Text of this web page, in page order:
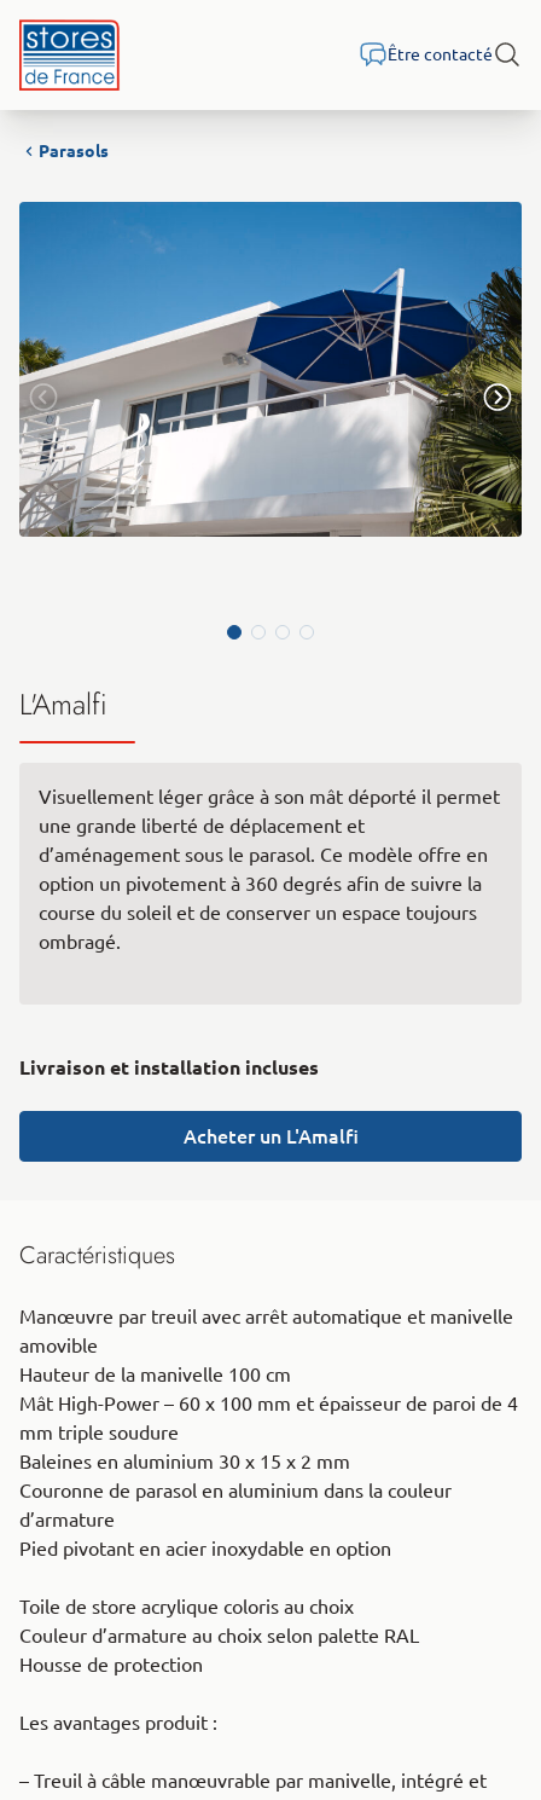
Être contacté
Parasols
L'Amalfi
Visuellement léger grâce à son mât déporté il permet
une grande liberté de déplacement et
d’aménagement sous le parasol. Ce modèle offre en
option un pivotement à 360 degrés afin de suivre la
course du soleil et de conserver un espace toujours
ombragé.
Livraison et installation incluses
Acheter un L'Amalfi
Caractéristiques
Manœuvre par treuil avec arrêt automatique et manivelle
amovible
Hauteur de la manivelle 100 cm
Mât High-Power – 60 x 100 mm et épaisseur de paroi de 4
mm triple soudure
Baleines en aluminium 30 x 15 x 2 mm
Couronne de parasol en aluminium dans la couleur
d’armature
Pied pivotant en acier inoxydable en option
Toile de store acrylique coloris au choix
Couleur d’armature au choix selon palette RAL
Housse de protection
Les avantages produit :
– Treuil à câble manœuvrable par manivelle, intégré et